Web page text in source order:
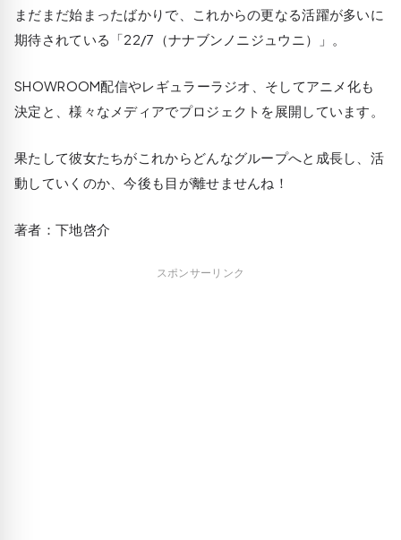
まだまだ始まったばかりで、これからの更なる活躍が多いに
期待されている「22/7（ナナブンノニジュウニ）」。
SHOWROOM配信やレギュラーラジオ、そしてアニメ化も
決定と、様々なメディアでプロジェクトを展開しています。
果たして彼女たちがこれからどんなグループへと成長し、活
動していくのか、今後も目が離せませんね！
著者：下地啓介
スポンサーリンク